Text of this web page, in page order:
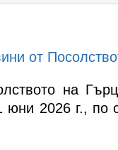
от
на
юни 2026 г., по